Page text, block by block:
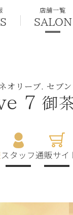
店舗一覧
SALON
オリーブ. セブン
7 御
スタッフ通販サイ